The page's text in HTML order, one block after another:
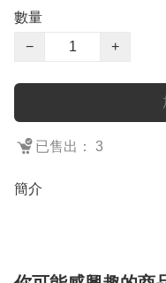
數量
−
+
已售出： 3
簡介